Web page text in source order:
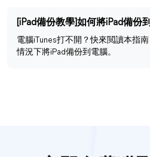
[iPad備份教學]如何將iPad備份
電腦iTunes打不開？快來閲讀本指
情況下將iPad備份到電腦。